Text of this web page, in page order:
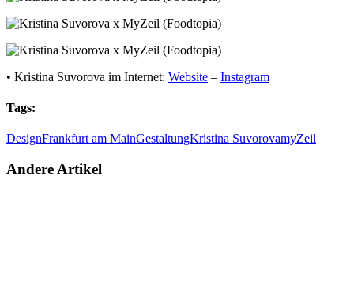
• Kristina Suvorova im Internet: Website – Instagram
Tags:
DesignFrankfurt am MainGestaltungKristina SuvorovamyZeil
Andere Artikel